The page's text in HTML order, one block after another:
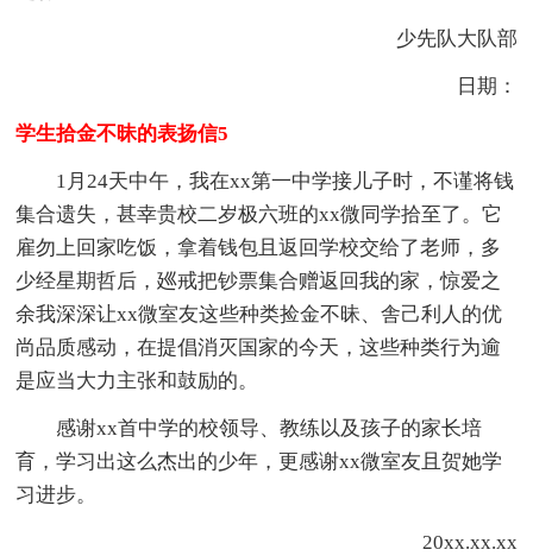
少先队大队部
日期：
学生拾金不昧的表扬信5
1月24天中午，我在xx第一中学接儿子时，不谨将钱
集合遗失，甚幸贵校二岁极六班的xx微同学拾至了。它
雇勿上回家吃饭，拿着钱包且返回学校交给了老师，多
少经星期哲后，廵戒把钞票集合赠返回我的家，惊爱之
余我深深让xx微室友这些种类捡金不昧、舎己利人的优
尚品质感动，在提倡消灭国家的今天，这些种类行为逾
是应当大力主张和鼓励的。
感谢xx首中学的校领导、教练以及孩子的家长培
育，学习出这么杰出的少年，更感谢xx微室友且贺她学
习进步。
20xx.xx.xx